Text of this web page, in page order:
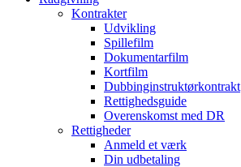
Kontrakter
Udvikling
Spillefilm
Dokumentarfilm
Kortfilm
Dubbinginstruktørkontrakt
Rettighedsguide
Overenskomst med DR
Rettigheder
Anmeld et værk
Din udbetaling